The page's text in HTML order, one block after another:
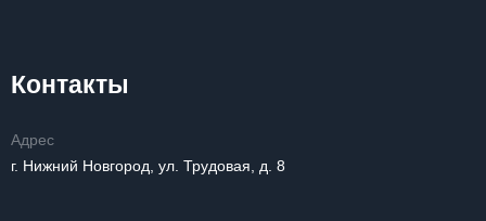
Контакты
Адрес
г. Нижний Новгород, ул. Трудовая, д. 8